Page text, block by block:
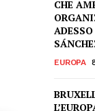
CHE
EUROPA